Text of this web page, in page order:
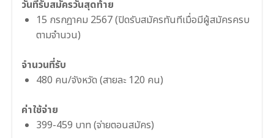
วันที่รับสมัครวันสุดท้าย
15 กรกฎาคม 2567 (ปิดรับสมัครทันทีเมื่อมีผู้สมัครครบ
ตามจำนวน)
จำนวนที่รับ
480 คน/จังหวัด (สายละ 120 คน)
ค่าใช้จ่าย
399-459 บาท (จ่ายตอนสมัคร)